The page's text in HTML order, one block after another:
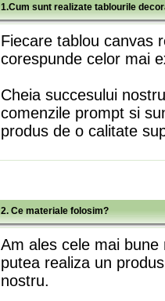
1.Cum sunt realizate tablourile
Fiecare tablou canvas
corespunde celor mai
Cheia succesului
comenzile prompt si
produs de o calitate
2. Ce materiale folosim?
Am ales cele mai
putea realiza un
nostru.